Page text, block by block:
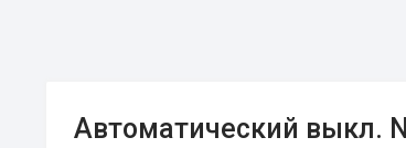
Автоматический выкл.